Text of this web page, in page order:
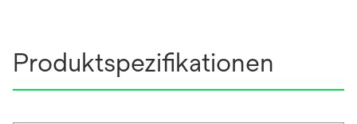
Produktspezifikationen